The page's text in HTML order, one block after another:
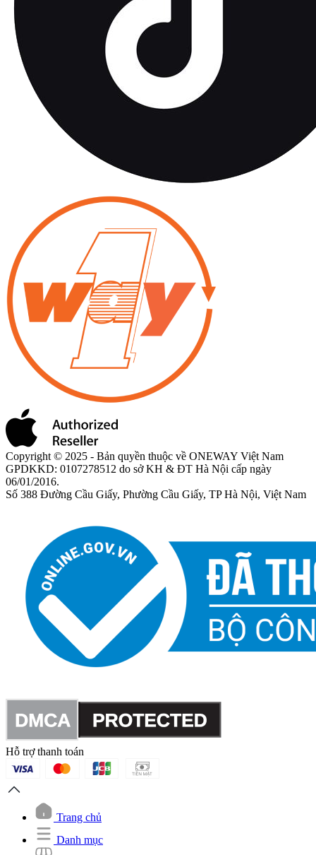
Copyright © 2025 - Bản quyền thuộc về ONEWAY Việt Nam
GPDKKD: 0107278512 do sở KH & ĐT Hà Nội cấp ngày
06/01/2016.
Số 388 Đường Cầu Giấy, Phường Cầu Giấy, TP Hà Nội, Việt Nam
Hỗ trợ thanh toán
Trang chủ
Danh mục